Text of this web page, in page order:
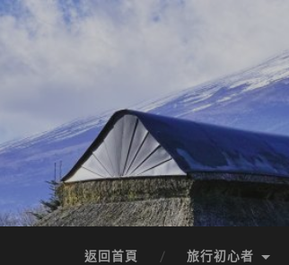
返回首頁 旅行初心者